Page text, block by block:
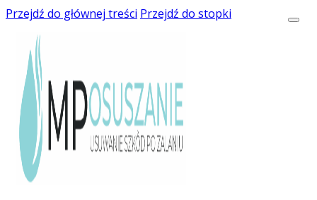
Przejdź do głównej treści Przejdź do stopki